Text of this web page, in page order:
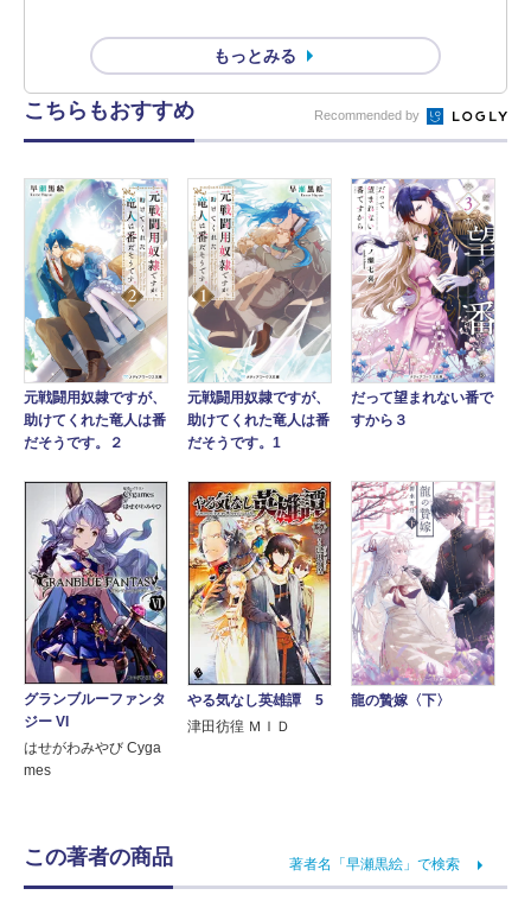
もっとみる
こちらもおすすめ Recommended by
元戦闘用奴隷ですが、
助けてくれた竜人は番
だそうです。２
元戦闘用奴隷ですが、
助けてくれた竜人は番
だそうです。1
だって望まれない番で
すから３
グランブルーファンタ
ジー VI
はせがわみやび Cyga
mes
やる気なし英雄譚 5
津田彷徨 ＭＩＤ
龍の贄嫁〈下〉
この著者の商品 著者名「早瀬黒絵」で検索